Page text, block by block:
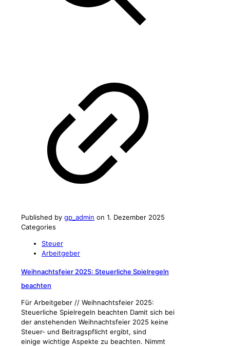
Published by gp_admin on 1. Dezember 2025
Categories
Steuer
Arbeitgeber
Weihnachtsfeier 2025: Steuerliche Spielregeln
beachten
Für Arbeitgeber // Weihnachtsfeier 2025:
Steuerliche Spielregeln beachten Damit sich bei
der anstehenden Weihnachtsfeier 2025 keine
Steuer- und Beitragspflicht ergibt, sind
einige wichtige Aspekte zu beachten. Nimmt